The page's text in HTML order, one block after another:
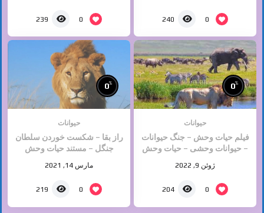
0
240
0
239
0%
حیوانات
فیلم حیات وحش – جنگ حیوانات
– حیوانات وحشی – حیات وحش
ژوئن 9, 2022
0
204
0%
حیوانات
راز بقا – شکست خوردن سلطان
جنگل – مستند حیات وحش
مارس 14, 2021
0
219